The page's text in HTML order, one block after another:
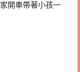
開車帶著小孩一